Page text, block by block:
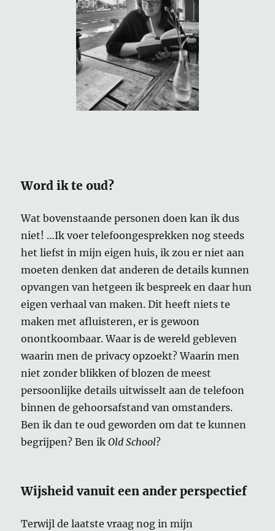
Word ik te oud?
Wat bovenstaande personen doen kan ik dus
niet! …Ik voer telefoongesprekken nog steeds
het liefst in mijn eigen huis, ik zou er niet aan
moeten denken dat anderen de details kunnen
opvangen van hetgeen ik bespreek en daar hun
eigen verhaal van maken. Dit heeft niets te
maken met afluisteren, er is gewoon
onontkoombaar. Waar is de wereld gebleven
waarin men de privacy opzoekt? Waarin men
niet zonder blikken of blozen de meest
persoonlijke details uitwisselt aan de telefoon
binnen de gehoorsafstand van omstanders.
Ben ik dan te oud geworden om dat te kunnen
begrijpen? Ben ikOld School?
Wijsheid vanuit een ander perspectief
Terwijl de laatste vraag nog in mijn